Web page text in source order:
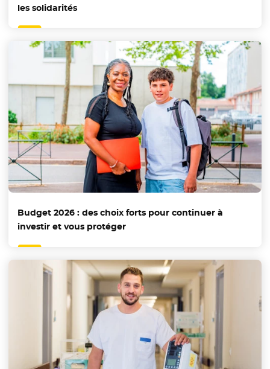
les solidarités
Budget 2026 : des choix forts pour continuer à
investir et vous protéger